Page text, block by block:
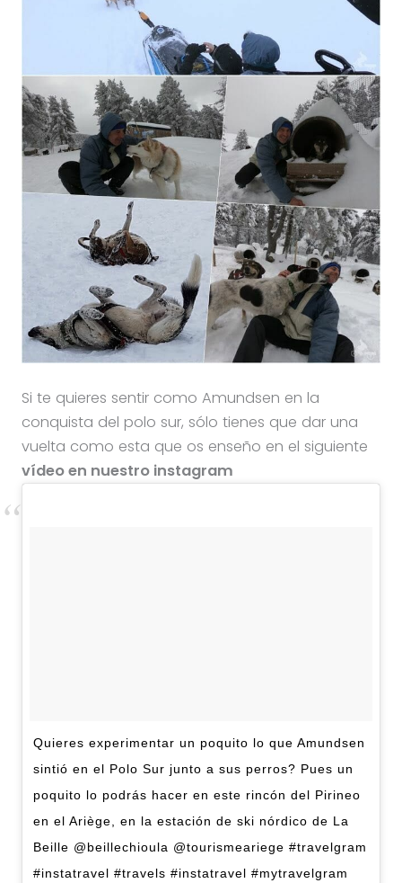
Si te quieres sentir como Amundsen en la
conquista del polo sur, sólo tienes que dar una
vuelta como esta que os enseño en el siguiente
vídeo en nuestro instagram
Quieres experimentar un poquito lo que Amundsen
sintió en el Polo Sur junto a sus perros? Pues un
poquito lo podrás hacer en este rincón del Pirineo
en el Ariège, en la estación de ski nórdico de La
Beille @beillechioula @tourismeariege #travelgram
#instatravel #travels #instatravel #mytravelgram